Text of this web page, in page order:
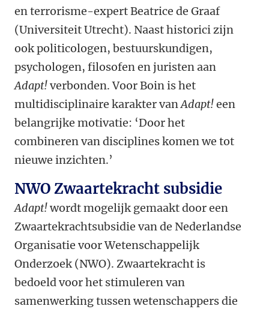
en terrorisme-expert Beatrice de Graaf
(Universiteit Utrecht). Naast historici zijn
ook politicologen, bestuurskundigen,
psychologen, filosofen en juristen aan
Adapt!verbonden. Voor Boin is het
multidisciplinaire karakter vanAdapt!een
belangrijke motivatie: ‘Door het
combineren van disciplines komen we tot
nieuwe inzichten.’
NWO Zwaartekracht subsidie
Adapt!wordt mogelijk gemaakt door een
Zwaartekrachtsubsidie van de Nederlandse
Organisatie voor Wetenschappelijk
Onderzoek (NWO). Zwaartekracht is
bedoeld voor het stimuleren van
samenwerking tussen wetenschappers die